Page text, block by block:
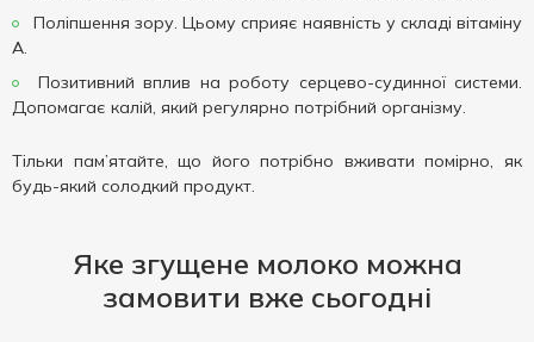
Поліпшення зору. Цьому сприяє наявність у складі вітаміну
А.
Позитивний вплив на роботу серцево-судинної системи.
Допомагає калій, який регулярно потрібний організму.
Тільки пам’ятайте, що його потрібно вживати помірно, як
будь-який солодкий продукт.
Яке згущене молоко можна
замовити вже сьогодні